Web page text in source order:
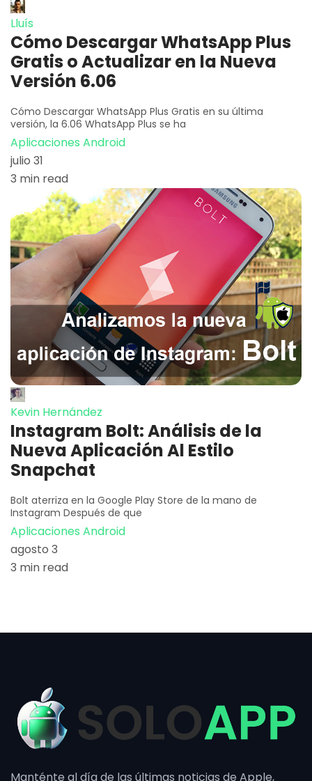
Lluís
Cómo Descargar WhatsApp Plus
Gratis o Actualizar en la Nueva
Versión 6.06
Cómo Descargar WhatsApp Plus Gratis en su última
versión, la 6.06 WhatsApp Plus se ha
Aplicaciones Android
julio 31
3 min read
Kevin Hernández
Instagram Bolt: Análisis de la
Nueva Aplicación Al Estilo
Snapchat
Bolt aterriza en la Google Play Store de la mano de
Instagram Después de que
Aplicaciones Android
agosto 3
3 min read
Manténte al día de las últimas noticias de Apple,